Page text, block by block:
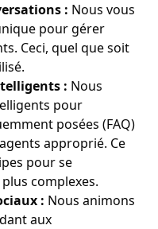
: Nous vous
pour gérer
Ceci, quel que soit
: Nous
pour
posées (FAQ)
approprié. Ce
pour se
complexes.
: Nous animons
aux